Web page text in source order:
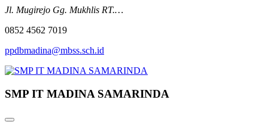
Jl. Mugirejo Gg. Mukhlis RT.…
0852 4562 7019
ppdbmadina@mbss.sch.id
SMP IT MADINA SAMARINDA